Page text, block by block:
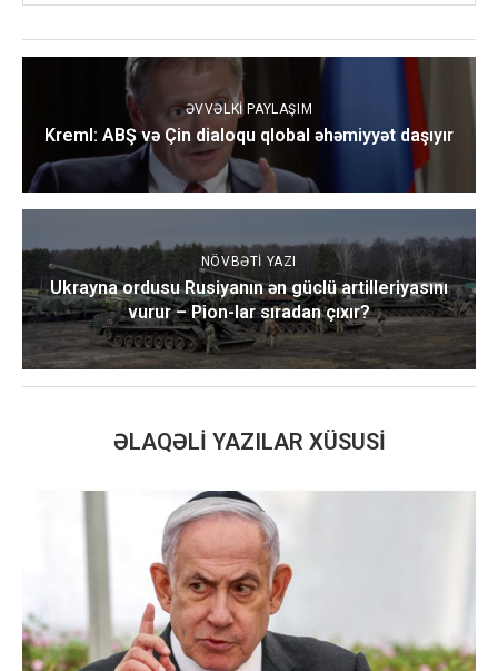
ƏVVƏLKI PAYLAŞIM
Kreml: ABŞ və Çin dialoqu qlobal əhəmiyyət daşıyır
NÖVBƏTI YAZI
Ukrayna ordusu Rusiyanın ən güclü artilleriyasını
vurur – Pion-lar sıradan çıxır?
ƏLAQƏLI YAZILAR XÜSUSI